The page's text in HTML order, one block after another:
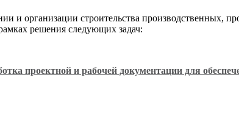
и организации строительства производственных,
решения следующих задач:
проектной и рабочей документации для